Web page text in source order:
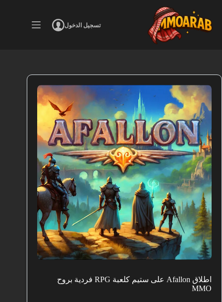
المحتوى
تسجيل الدخول
اطلاق Afallon على ستيم كلعبة RPG فردية بروح
MMO